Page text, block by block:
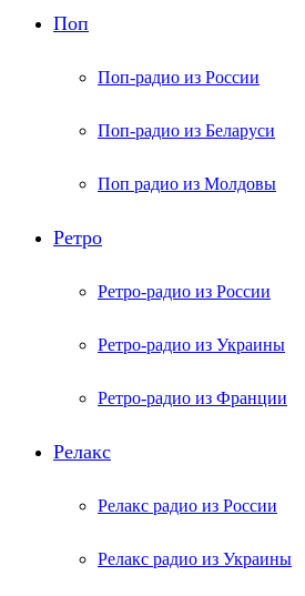
Поп
Поп-радио из России
Поп-радио из Беларуси
Поп радио из Молдовы
Ретро
Ретро-радио из России
Ретро-радио из Украины
Ретро-радио из Франции
Релакс
Релакс радио из России
Релакс радио из Украины